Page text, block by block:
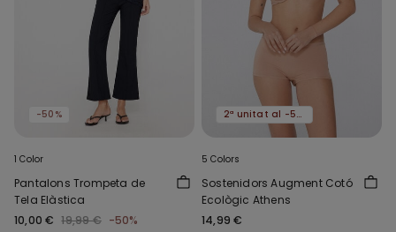
-50%
1 Color
Pantalons Trompeta de
Tela Elàstica
10,00 € 19,99 € -50%
2ª unitat al -50%
5 Colors
Sostenidors Augment Cotó
Ecològic Athens
14,99 €